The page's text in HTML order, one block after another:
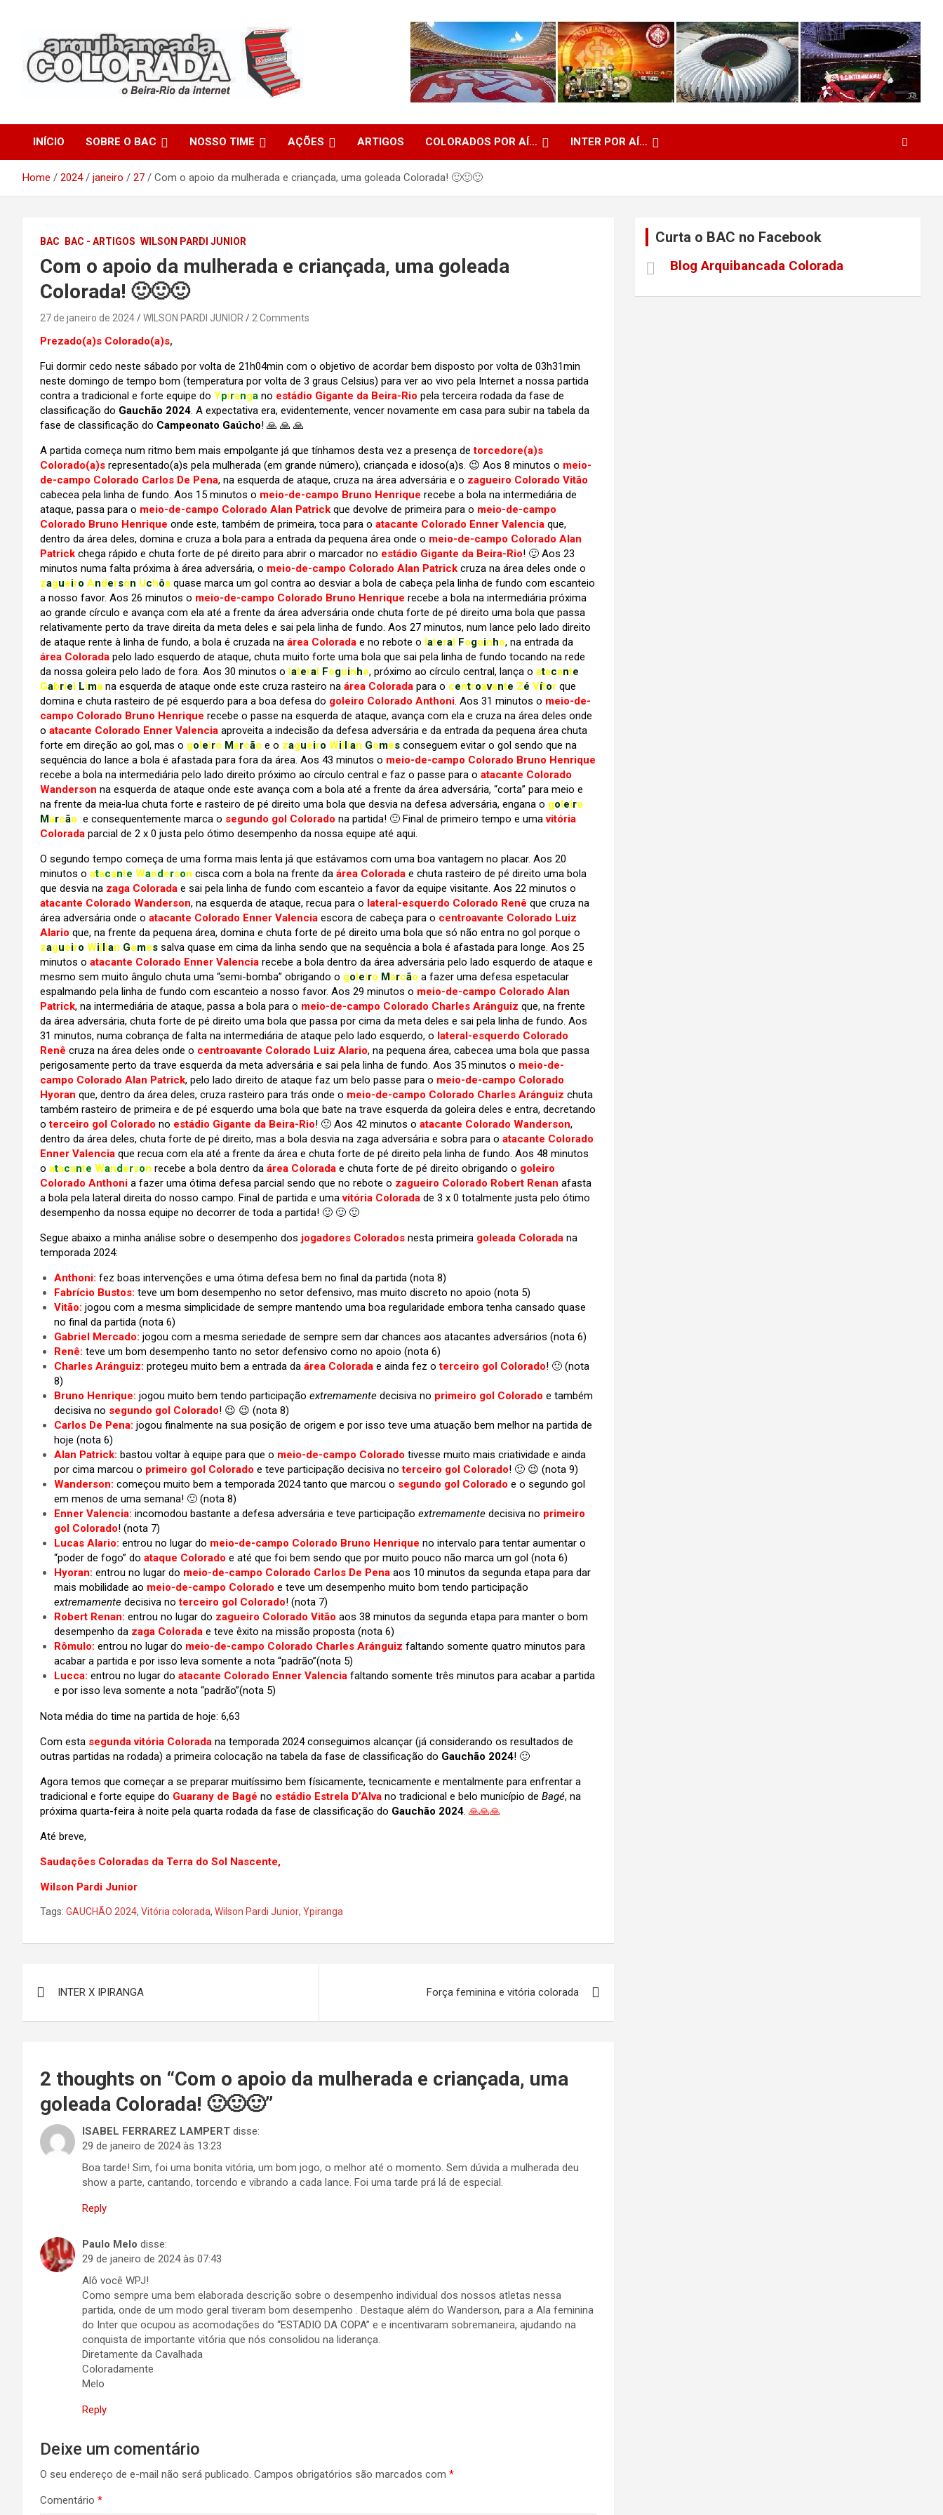
Arquibancada Colorada
INÍCIO SOBRE O BAC NOSSO TIME AÇÕES ARTIGOS COLORADOS POR AÍ… INTER POR AÍ…
Home 2024 janeiro 27 Com o apoio da mulherada e criançada, uma goleada Colorada! 🙂🙂🙂
BAC BAC - ARTIGOS WILSON PARDI JUNIOR
Com o apoio da mulherada e criançada, uma goleada
Colorada! 🙂🙂🙂
27 de janeiro de 2024 WILSON PARDI JUNIOR 2 Comments
Prezado(a)s Colorado(a)s,
Fui dormir cedo neste sábado por volta de 21h04min com o objetivo de acordar bem disposto por volta de 03h31min
neste domingo de tempo bom (temperatura por volta de 3 graus Celsius) para ver ao vivo pela Internet a nossa partida
contra a tradicional e forte equipe do Ypiranga no estádio Gigante da Beira-Rio pela terceira rodada da fase de
classificação do Gauchão 2024. A expectativa era, evidentemente, vencer novamente em casa para subir na tabela da
fase de classificação do Campeonato Gaúcho! 🙏 🙏 🙏
A partida começa num ritmo bem mais empolgante já que tínhamos desta vez a presença detorcedore(a)s
Colorado(a)s representado(a)s pela mulherada (em grande número), criançada e idoso(a)s. 😉 Aos 8 minutos o meio-
de-campo Colorado Carlos De Pena, na esquerda de ataque, cruza na área adversária e o zagueiro Colorado Vitão
cabecea pela linha de fundo. Aos 15 minutos o meio-de-campo Bruno Henrique recebe a bola na intermediária de
ataque, passa para o meio-de-campo Colorado Alan Patrick que devolve de primeira para o meio-de-campo
Colorado Bruno Henrique onde este, também de primeira, toca para o atacante Colorado Enner Valencia que,
dentro da área deles, domina e cruza a bola para a entrada da pequena área onde o meio-de-campo Colorado Alan
Patrick chega rápido e chuta forte de pé direito para abrir o marcador no estádio Gigante da Beira-Rio! 🙂 Aos 23
minutos numa falta próxima à área adversária, o meio-de-campo Colorado Alan Patrick cruza na área deles onde o
zagueiro Anderson Uchôa quase marca um gol contra ao desviar a bola de cabeça pela linha de fundo com escanteio
a nosso favor. Aos 26 minutos o meio-de-campo Colorado Bruno Henrique recebe a bola na intermediária próxima
ao grande círculo e avança com ela até a frente da área adversária onde chuta forte de pé direito uma bola que passa
relativamente perto da trave direita da meta deles e sai pela linha de fundo. Aos 27 minutos, num lance pelo lado direito
de ataque rente à linha de fundo, a bola é cruzada na área Colorada e no rebote o lateral Foguinho, na entrada da
área Colorada pelo lado esquerdo de ataque, chuta muito forte uma bola que sai pela linha de fundo tocando na rede
da nossa goleira pelo lado de fora. Aos 30 minutos o lateral Foguinho, próximo ao círculo central, lança o atacante
Gabriel Lima na esquerda de ataque onde este cruza rasteiro na área Colorada para o centroavante Zé Vítor que
domina e chuta rasteiro de pé esquerdo para a boa defesa do goleiro Colorado Anthoni. Aos 31 minutos o meio-de-
campo Colorado Bruno Henrique recebe o passe na esquerda de ataque, avança com ela e cruza na área deles onde
o atacante Colorado Enner Valencia aproveita a indecisão da defesa adversária e da entrada da pequena área chuta
forte em direção ao gol, mas o goleiro Marcão e o zagueiro Willian Gomes conseguem evitar o gol sendo que na
sequência do lance a bola é afastada para fora da área. Aos 43 minutos o meio-de-campo Colorado Bruno Henrique
recebe a bola na intermediária pelo lado direito próximo ao círculo central e faz o passe para o atacante Colorado
Wanderson na esquerda de ataque onde este avança com a bola até a frente da área adversária, “corta” para meio e
na frente da meia-lua chuta forte e rasteiro de pé direito uma bola que desvia na defesa adversária, engana o goleiro
Marcão e consequentemente marca o segundo gol Colorado na partida! 🙂 Final de primeiro tempo e umavitória
Colorada parcial de 2 x 0 justa pelo ótimo desempenho da nossa equipe até aqui.
O segundo tempo começa de uma forma mais lenta já que estávamos com uma boa vantagem no placar. Aos 20
minutos o atacante Wanderson cisca com a bola na frente da área Colorada e chuta rasteiro de pé direito uma bola
que desvia na zaga Colorada e sai pela linha de fundo com escanteio a favor da equipe visitante. Aos 22 minutos o
atacante Colorado Wanderson, na esquerda de ataque, recua para o lateral-esquerdo Colorado Renê que cruza na
área adversária onde o atacante Colorado Enner Valencia escora de cabeça para o centroavante Colorado Luiz
Alario que, na frente da pequena área, domina e chuta forte de pé direito uma bola que só não entra no gol porque o
zagueiro Willian Gomes salva quase em cima da linha sendo que na sequência a bola é afastada para longe. Aos 25
minutos o atacante Colorado Enner Valencia recebe a bola dentro da área adversária pelo lado esquerdo de ataque e
mesmo sem muito ângulo chuta uma “semi-bomba” obrigando o goleiro Marcão a fazer uma defesa espetacular
espalmando pela linha de fundo com escanteio a nosso favor. Aos 29 minutos o meio-de-campo Colorado Alan
Patrick, na intermediária de ataque, passa a bola para o meio-de-campo Colorado Charles Aránguiz que, na frente
da área adversária, chuta forte de pé direito uma bola que passa por cima da meta deles e sai pela linha de fundo. Aos
31 minutos, numa cobrança de falta na intermediária de ataque pelo lado esquerdo, o lateral-esquerdo Colorado
Renê cruza na área deles onde o centroavante Colorado Luiz Alario, na pequena área, cabecea uma bola que passa
perigosamente perto da trave esquerda da meta adversária e sai pela linha de fundo. Aos 35 minutos o meio-de-
campo Colorado Alan Patrick, pelo lado direito de ataque faz um belo passe para o meio-de-campo Colorado
Hyoran que, dentro da área deles, cruza rasteiro para trás onde o meio-de-campo Colorado Charles Aránguiz chuta
também rasteiro de primeira e de pé esquerdo uma bola que bate na trave esquerda da goleira deles e entra, decretando
oterceiro gol Colorado no estádio Gigante da Beira-Rio! 🙂 Aos 42 minutos o atacante Colorado Wanderson,
dentro da área deles, chuta forte de pé direito, mas a bola desvia na zaga adversária e sobra para o atacante Colorado
Enner Valencia que recua com ela até a frente da área e chuta forte de pé direito pela linha de fundo. Aos 48 minutos
o atacante Wanderson recebe a bola dentro da área Colorada e chuta forte de pé direito obrigando o goleiro
Colorado Anthoni a fazer uma ótima defesa parcial sendo que no rebote o zagueiro Colorado Robert Renan afasta
a bola pela lateral direita do nosso campo. Final de partida e umavitória Colorada de 3 x 0 totalmente justa pelo ótimo
desempenho da nossa equipe no decorrer de toda a partida! 🙂 🙂 🙂
Segue abaixo a minha análise sobre o desempenho dos jogadores Colorados nesta primeira goleada Colorada na
temporada 2024:
Anthoni: fez boas intervenções e uma ótima defesa bem no final da partida (nota 8)
Fabrício Bustos: teve um bom desempenho no setor defensivo, mas muito discreto no apoio (nota 5)
Vitão: jogou com a mesma simplicidade de sempre mantendo uma boa regularidade embora tenha cansado quase
no final da partida (nota 6)
Gabriel Mercado: jogou com a mesma seriedade de sempre sem dar chances aos atacantes adversários (nota 6)
Renê: teve um bom desempenho tanto no setor defensivo como no apoio (nota 6)
Charles Aránguiz: protegeu muito bem a entrada da área Colorada e ainda fez oterceiro gol Colorado! 🙂 (nota
8)
Bruno Henrique: jogou muito bem tendo participação extremamente decisiva no primeiro gol Colorado e também
decisiva no segundo gol Colorado! 😉 😉 (nota 8)
Carlos De Pena: jogou finalmente na sua posição de origem e por isso teve uma atuação bem melhor na partida de
hoje (nota 6)
Alan Patrick: bastou voltar à equipe para que o meio-de-campo Colorado tivesse muito mais criatividade e ainda
por cima marcou o primeiro gol Colorado e teve participação decisiva noterceiro gol Colorado! 🙂 😉 (nota 9)
Wanderson: começou muito bem a temporada 2024 tanto que marcou o segundo gol Colorado e o segundo gol
em menos de uma semana! 🙂 (nota 8)
Enner Valencia: incomodou bastante a defesa adversária e teve participação extremamente decisiva no primeiro
gol Colorado! (nota 7)
Lucas Alario: entrou no lugar do meio-de-campo Colorado Bruno Henrique no intervalo para tentar aumentar o
“poder de fogo” do ataque Colorado e até que foi bem sendo que por muito pouco não marca um gol (nota 6)
Hyoran: entrou no lugar do meio-de-campo Colorado Carlos De Pena aos 10 minutos da segunda etapa para dar
mais mobilidade ao meio-de-campo Colorado e teve um desempenho muito bom tendo participação
extremamente decisiva noterceiro gol Colorado! (nota 7)
Robert Renan: entrou no lugar do zagueiro Colorado Vitão aos 38 minutos da segunda etapa para manter o bom
desempenho da zaga Colorada e teve êxito na missão proposta (nota 6)
Rômulo: entrou no lugar do meio-de-campo Colorado Charles Aránguiz faltando somente quatro minutos para
acabar a partida e por isso leva somente a nota “padrão”(nota 5)
Lucca: entrou no lugar do atacante Colorado Enner Valencia faltando somente três minutos para acabar a partida
e por isso leva somente a nota “padrão”(nota 5)
Nota média do time na partida de hoje: 6,63
Com esta segunda vitória Colorada na temporada 2024 conseguimos alcançar (já considerando os resultados de
outras partidas na rodada) a primeira colocação na tabela da fase de classificação do Gauchão 2024! 🙂
Agora temos que começar a se preparar muitíssimo bem físicamente, tecnicamente e mentalmente para enfrentar a
tradicional e forte equipe do Guarany de Bagé no estádio Estrela D’Alva no tradicional e belo município de Bagé, na
próxima quarta-feira à noite pela quarta rodada da fase de classificação do Gauchão 2024. 🙏🙏🙏
Até breve,
Saudações Coloradas da Terra do Sol Nascente,
Wilson Pardi Junior
Tags: GAUCHÃO 2024, Vitória colorada, Wilson Pardi Junior, Ypiranga
de
INTER X IPIRANGA Força feminina e vitória colorada
2 thoughts on “Com o apoio da mulherada e criançada, uma
goleada Colorada! 🙂🙂🙂”
ISABEL FERRAREZ LAMPERT disse:
29 de janeiro de 2024 às 13:23
Boa tarde! Sim, foi uma bonita vitória, um bom jogo, o melhor até o momento. Sem dúvida a mulherada deu
show a parte, cantando, torcendo e vibrando a cada lance. Foi uma tarde prá lá de especial.
Reply
Paulo Melo disse:
29 de janeiro de 2024 às 07:43
Alô você WPJ!
Como sempre uma bem elaborada descrição sobre o desempenho individual dos nossos atletas nessa
partida, onde de um modo geral tiveram bom desempenho . Destaque além do Wanderson, para a Ala feminina
do Inter que ocupou as acomodações do “ESTADIO DA COPA” e e incentivaram sobremaneira, ajudando na
conquista de importante vitória que nós consolidou na liderança.
Diretamente da Cavalhada
Coloradamente
Melo
Reply
Deixe um comentário
O seu endereço de e-mail não será publicado. Campos obrigatórios são marcados com *
Comentário *
Curta o BAC no Facebook
Blog Arquibancada Colorada